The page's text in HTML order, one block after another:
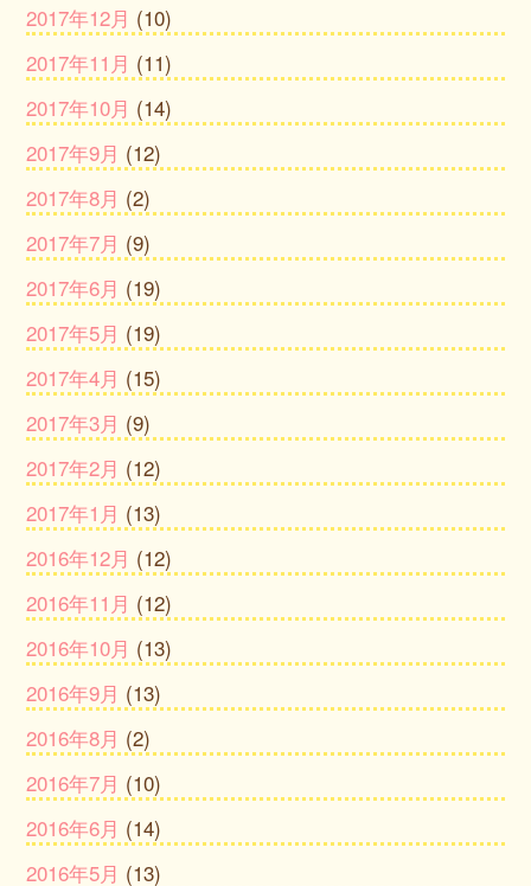
2017年12月 (10)
2017年11月 (11)
2017年10月 (14)
2017年9月 (12)
2017年8月 (2)
2017年7月 (9)
2017年6月 (19)
2017年5月 (19)
2017年4月 (15)
2017年3月 (9)
2017年2月 (12)
2017年1月 (13)
2016年12月 (12)
2016年11月 (12)
2016年10月 (13)
2016年9月 (13)
2016年8月 (2)
2016年7月 (10)
2016年6月 (14)
2016年5月 (13)